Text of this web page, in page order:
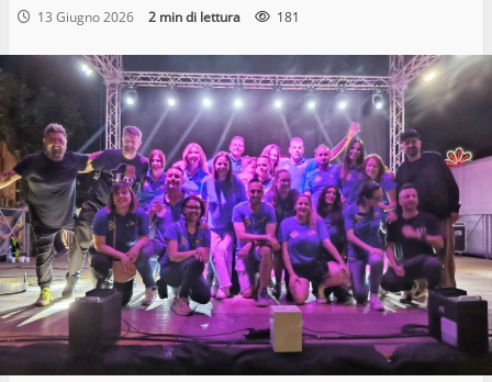
13 Giugno 2026 2 min di lettura 181